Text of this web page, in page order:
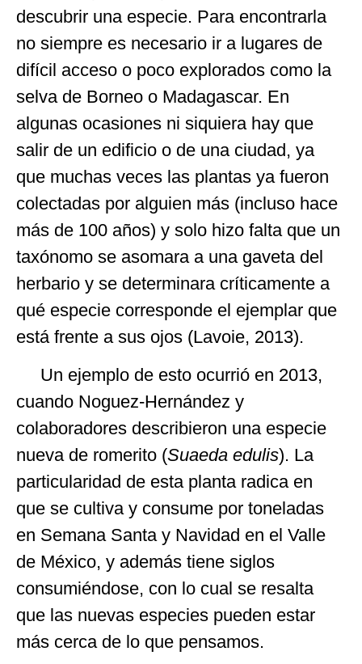
descubrir una especie. Para encontrarla
no siempre es necesario ir a lugares de
difícil acceso o poco explorados como la
selva de Borneo o Madagascar. En
algunas ocasiones ni siquiera hay que
salir de un edificio o de una ciudad, ya
que muchas veces las plantas ya fueron
colectadas por alguien más (incluso hace
más de 100 años) y solo hizo falta que un
taxónomo se asomara a una gaveta del
herbario y se determinara críticamente a
qué especie corresponde el ejemplar que
está frente a sus ojos (Lavoie, 2013).
Un ejemplo de esto ocurrió en 2013,
cuando Noguez-Hernández y
colaboradores describieron una especie
nueva de romerito (Suaeda edulis). La
particularidad de esta planta radica en
que se cultiva y consume por toneladas
en Semana Santa y Navidad en el Valle
de México, y además tiene siglos
consumiéndose, con lo cual se resalta
que las nuevas especies pueden estar
más cerca de lo que pensamos.